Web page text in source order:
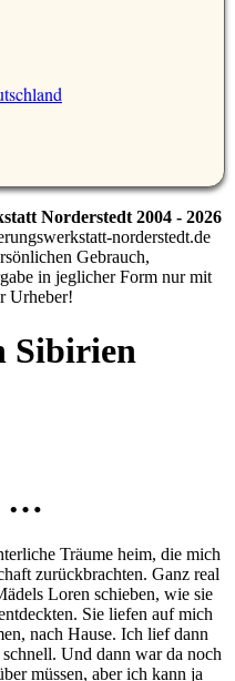
Norderstedt 2004 - 2026
norderstedt.de
Gebrauch,
in jeglicher Form nur mit
Urheber!
Sibirien
…
Träume heim, die mich
zurückbrachten. Ganz real
Loren schieben, wie sie
Sie liefen auf mich
nach Hause. Ich lief dann
Und dann war da noch
müssen, aber ich kann ja